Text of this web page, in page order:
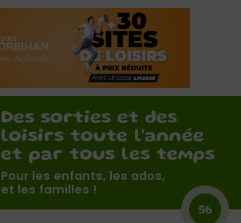
Des sorties et des
loisirs toute l'année
et par tous les temps
Pour les enfants, les ados,
et les familles !
56